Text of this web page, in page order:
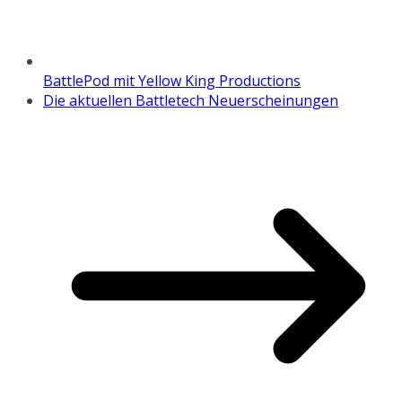
BattlePod mit Yellow King Productions
Die aktuellen Battletech Neuerscheinungen